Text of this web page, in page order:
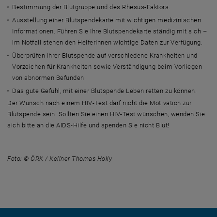
Bestimmung der Blutgruppe und des Rhesus-Faktors.
Ausstellung einer Blutspendekarte mit wichtigen medizinischen
Informationen. Führen Sie Ihre Blutspendekarte ständig mit sich –
im Notfall stehen den HelferInnen wichtige Daten zur Verfügung.
Überprüfen Ihrer Blutspende auf verschiedene Krankheiten und
Vorzeichen für Krankheiten sowie Verständigung beim Vorliegen
von abnormen Befunden.
Das gute Gefühl, mit einer Blutspende Leben retten zu können.
Der Wunsch nach einem HIV-Test darf nicht die Motivation zur
Blutspende sein. Sollten Sie einen HIV-Test wünschen, wenden Sie
sich bitte an die AIDS-Hilfe und spenden Sie nicht Blut!
Foto: © ÖRK / Kellner Thomas Holly